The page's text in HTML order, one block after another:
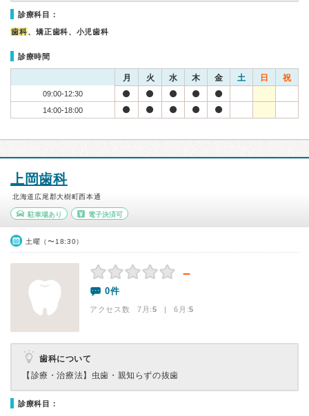
診療科目：
歯科、矯正歯科、小児歯科
診療時間
月 火 水 木 金 土 日 祝
09:00-12:30
14:00-18:00
上岡歯科
北海道広尾郡大樹町西本通
駐車場あり 電子決済可
土曜（〜18:30）
－
0件
アクセス数 7月:5 | 6月:5
歯科について
【診療・治療法】 虫歯・親知らずの抜歯
診療科目：